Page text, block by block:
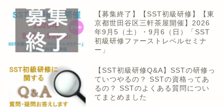
【募集終了】【SST初級研修】【東
京都世田谷区三軒茶屋開催】2026
年9月5（土）・9月6（日）「SST
初級研修ファーストレベルセミナ
ー」
【SST初級研修Q&A】SSTの研修っ
ていつやるの？ SSTの資格ってあ
るの？ SSTのよくある質問につい
てまとめました